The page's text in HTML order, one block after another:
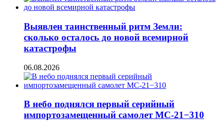
Выявлен таинственный ритм Земли:
сколько осталось до новой всемирной
катастрофы
06.08.2026
В небо поднялся первый серийный
импортозамещенный самолет МС-21−310